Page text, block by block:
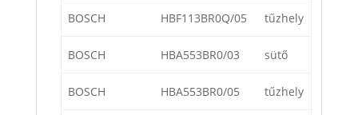
BOSCH HBF113BR0Q/05 tűzhely
BOSCH HBA553BR0/03 sütő
BOSCH HBA553BR0/05 tűzhely